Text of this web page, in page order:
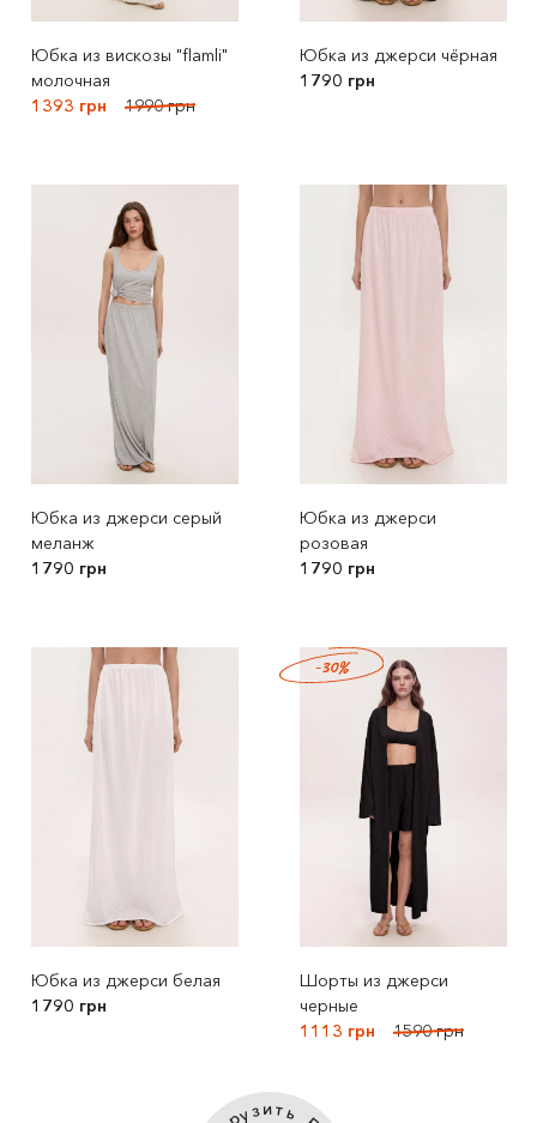
Юбка из вискозы "flamli"
молочная
1393 грн
1990 грн
Юбка из джерси чёрная
1790 грн
Юбка из джерси серый
меланж
1790 грн
Юбка из джерси
розовая
1790 грн
Юбка из джерси белая
1790 грн
Шорты из джерси
черные
1113 грн
1590 грн
-30%
у зить